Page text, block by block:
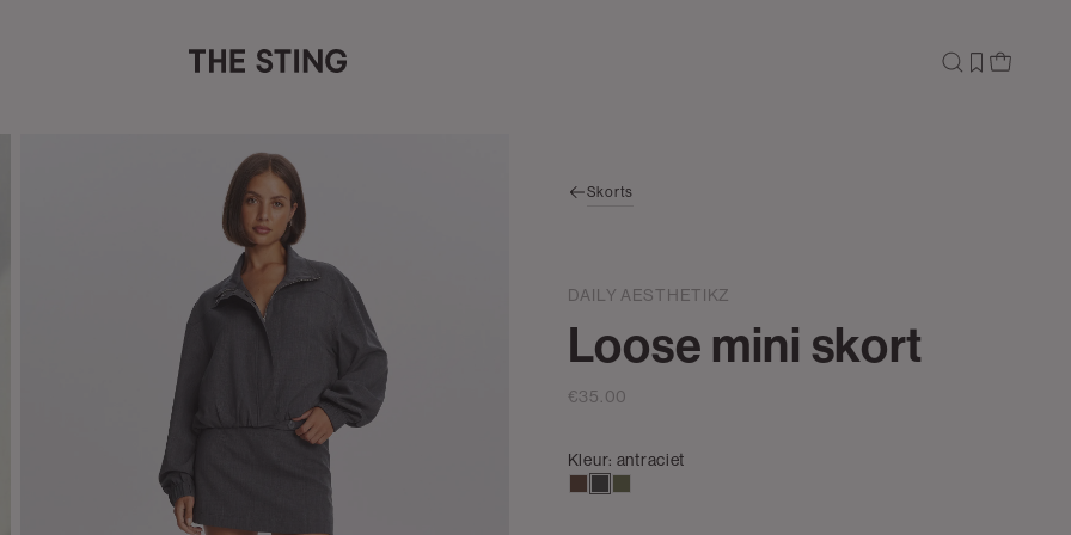
Skorts
DAILY AESTHETIKZ
Loose mini skort
€35.00
Kleur: antraciet